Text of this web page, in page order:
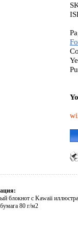
блокнот с Kawaii
80 г/м2